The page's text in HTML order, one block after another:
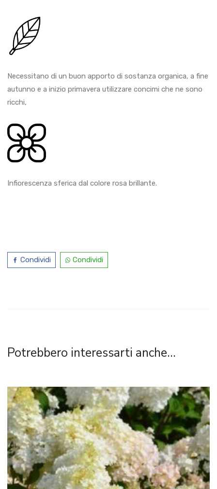
Necessitano di un buon apporto di sostanza organica, a fine
autunno e a inizio primavera utilizzare concimi che ne sono
ricchi,
Infiorescenza sferica dal colore rosa brillante.
Condividi Condividi
Potrebbero interessarti anche...